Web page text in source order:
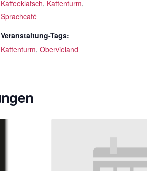
Kaffeeklatsch, Kattenturm,
Sprachcafé
Veranstaltung-Tags:
Kattenturm, Obervieland